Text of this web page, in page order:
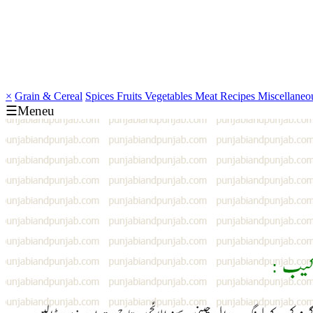
× Grain & Cereal Spices Fruits Vegetables Meat Recipes
☰Meneu